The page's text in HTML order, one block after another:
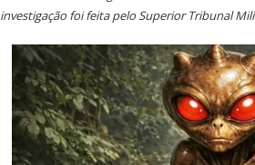
investigação foi feita pelo Superior Tribunal